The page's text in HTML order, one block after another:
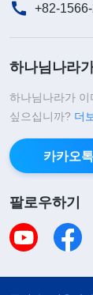
가는 것에
사람이 명
분투하고
명리를 위해
해 모든 것
렇게 사탄은
다. 멍에를
가 없다. 사
힘겹게 한
+82-
하나님나라
하나님나라가
싶으십니까? 더
카카오
팔로우하기
우리 사
을 맞이
삶을 살
축복이
겠습니까?